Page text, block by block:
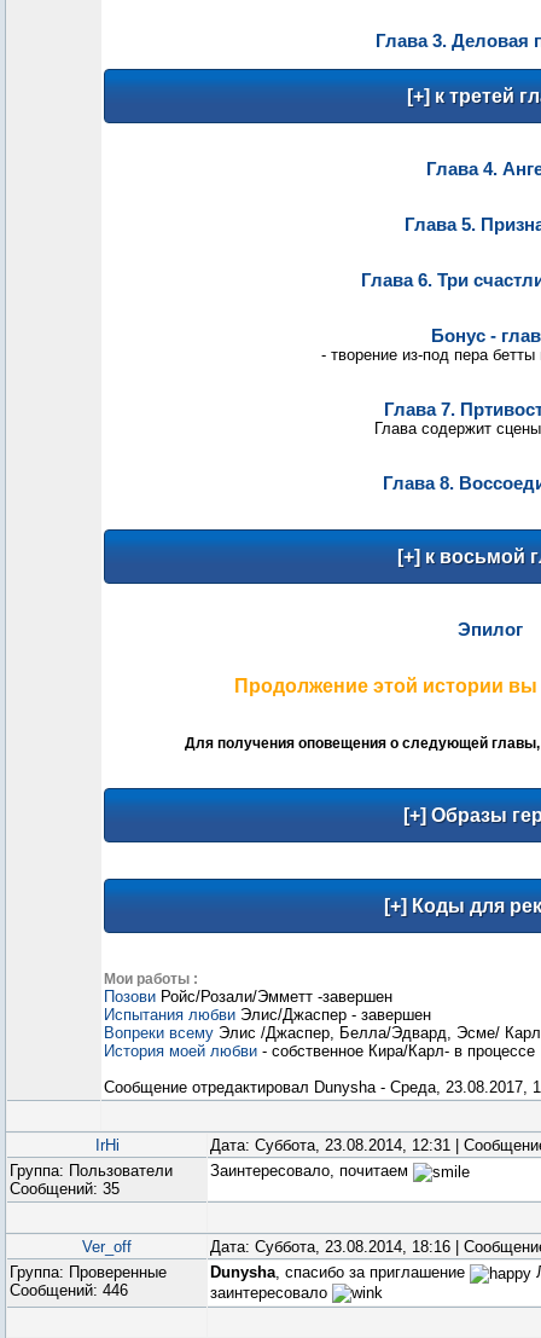
Глава 3. Деловая
Глава 4.
Глава 5.
Глава 6. Три
Бонус -
- творение из-под пера бетты
Глава 7.
Глава содержит
Глава 8.
Эпилог
Продолжение этой истории
Для получения оповещения о следующей
Мои работы :
Позови Ройс/Розали/Эмметт -завершен
Испытания любви Элис/Джаспер - завершен
Вопреки всему Элис /Джаспер, Белла/Эдвард, Эсме/
История моей любви - собственное Кира/Карл- в процессе
Сообщение отредактировал Dunysha- Среда, 23.08.2017,
IrHi
Дата: Суббота, 23.08.2014, 12:31 |
Группа: Пользователи
Сообщений: 35
Заинтересовало, почитаем
Ver_off
Дата: Суббота, 23.08.2014, 18:16 |
Группа: Проверенные
Сообщений: 446
Dunysha, спасибо за приглашение
заинтересовало